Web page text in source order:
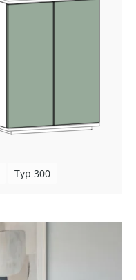
Typ 300